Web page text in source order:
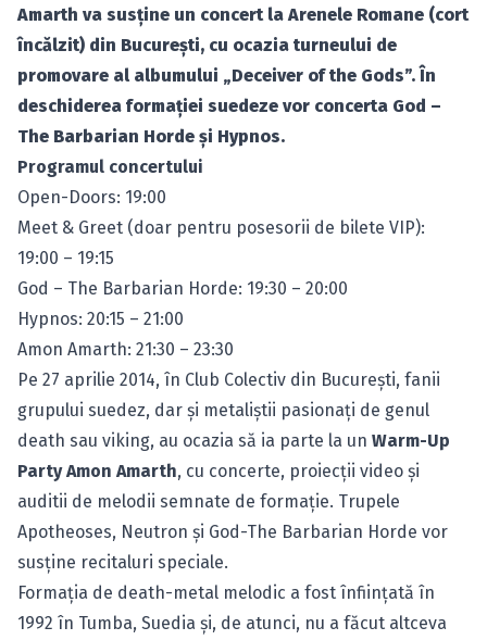
Amarth va susţine un concert la Arenele Romane (cort
încălzit) din Bucureşti, cu ocazia turneului de
promovare al albumului „Deceiver of the Gods”. În
deschiderea formaţiei suedeze vor concerta God –
The Barbarian Horde şi Hypnos.
Programul concertului
Open-Doors: 19:00
Meet & Greet (doar pentru posesorii de bilete VIP):
19:00 – 19:15
God – The Barbarian Horde: 19:30 – 20:00
Hypnos: 20:15 – 21:00
Amon Amarth: 21:30 – 23:30
Pe 27 aprilie 2014, în Club Colectiv din Bucureşti, fanii
grupului suedez, dar şi metaliştii pasionaţi de genul
death sau viking, au ocazia să ia parte la un Warm-Up
Party Amon Amarth, cu concerte, proiecţii video şi
auditii de melodii semnate de formaţie. Trupele
Apotheoses, Neutron şi God-The Barbarian Horde vor
susţine recitaluri speciale.
Formaţia de death-metal melodic a fost înfiinţată în
1992 în Tumba, Suedia şi, de atunci, nu a făcut altceva